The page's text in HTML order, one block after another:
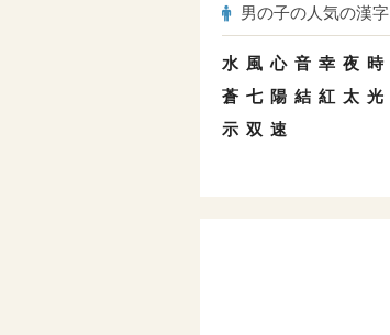
男の子の人気の漢字
水 風 心 音 幸 夜 時
蒼 七 陽 結 紅 太 光
示 双 速